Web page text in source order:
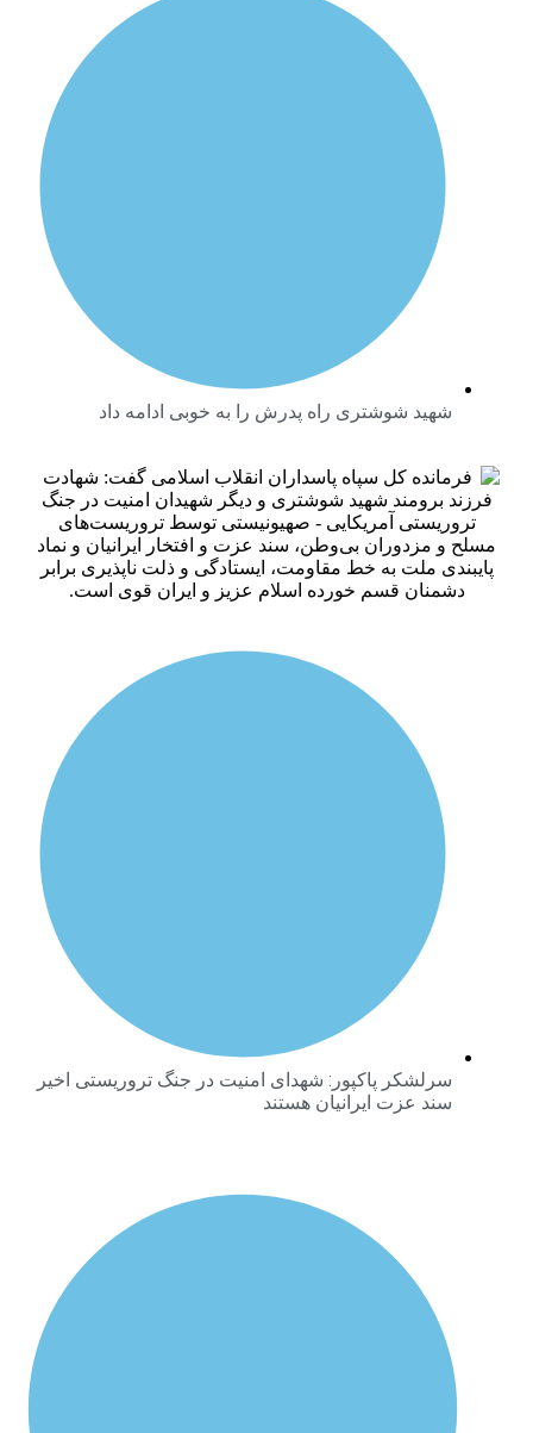
شوشتری راه پدرش را به خوبی ادامه داد
پاکپور: شهدای امنیت در جنگ تروریستی اخیر
عزت ایرانیان هستند